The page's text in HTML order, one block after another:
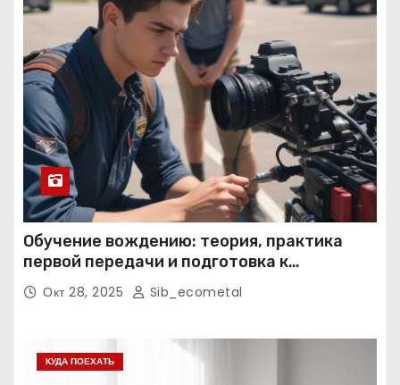
Обучение вождению: теория, практика
первой передачи и подготовка к
экзаменам
Окт 28, 2025 Sib_ecometal
КУДА ПОЕХАТЬ